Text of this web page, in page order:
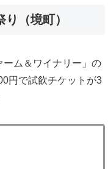
（境町）
ム＆ワイナリー」の
円で試飲チケットが3